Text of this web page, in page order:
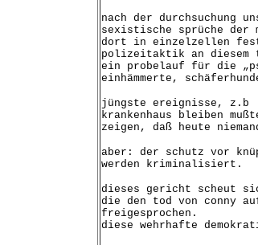
nach der durchsuchung
sexistische sprüche der
dort in einzelzellen
polizeitaktik an diesem
ein probelauf für die
einhämmerte,
jüngste ereignisse, z.b .
krankenhaus bleiben
zeigen, daß heute
aber: der schutz vor
werden kriminalisiert.
dieses gericht scheut
die den tod von conny
freigesprochen.
diese wehrhafte